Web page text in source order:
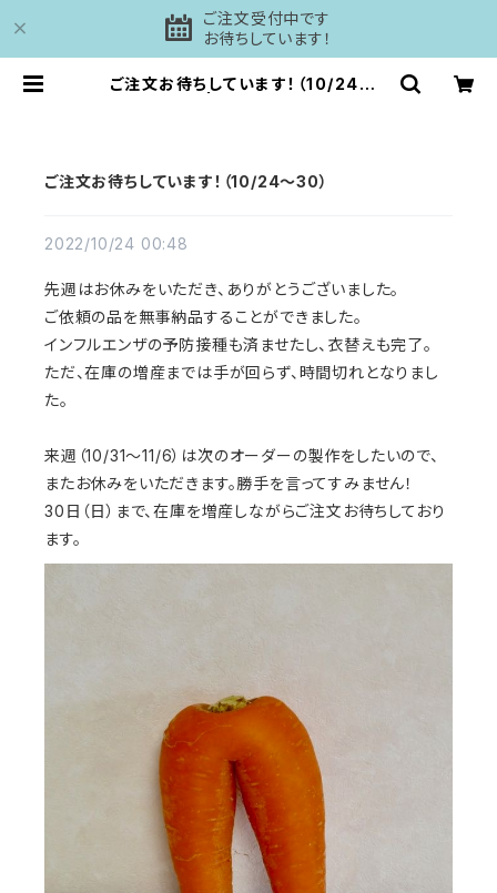
ご注文受付中です
お待ちしています！
ご注文お待ちしています！（10/24〜3
ご注文お待ちしています！（10/24〜30）
2022/10/24 00:48
先週はお休みをいただき、ありがとうございました。
ご依頼の品を無事納品することができました。
インフルエンザの予防接種も済ませたし、衣替えも完了。
ただ、在庫の増産までは手が回らず、時間切れとなりまし
た。
来週（10/31〜11/6）は次のオーダーの製作をしたいので、
またお休みをいただきます。勝手を言ってすみません！
30日（日）まで、在庫を増産しながらご注文お待ちしており
ます。